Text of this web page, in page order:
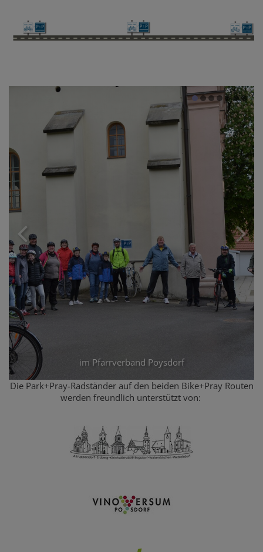
im Pfarrverband Poysdorf
Die Park+Pray-Radständer auf den beiden Bike+Pray Routen
werden freundlich unterstützt von: